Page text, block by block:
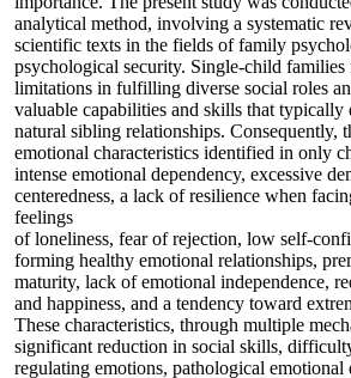
analytical method, involving a systematic
scientific texts in the fields of family
psychological security. Single-child families
limitations in fulfilling diverse social roles
valuable capabilities and skills that typically
natural sibling relationships. Consequently,
emotional characteristics identified in only
intense emotional dependency, excessive
centeredness, a lack of resilience when
feelings
of loneliness, fear of rejection, low self-
forming healthy emotional relationships,
maturity, lack of emotional independence,
and happiness, and a tendency toward
These characteristics, through multiple
significant reduction in social skills,
regulating emotions, pathological emotional